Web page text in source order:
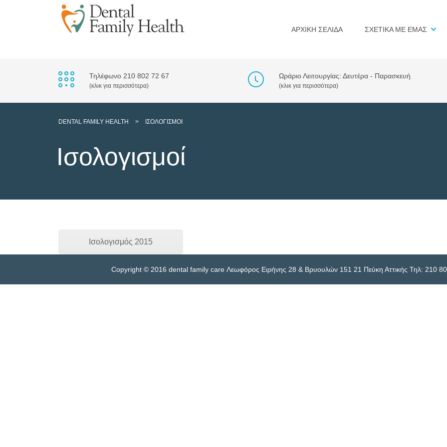
ΑΡΧΙΚΗ ΣΕΛΙΔΑ ΣΧΕΤΙΚΑ ΜΕ ΕΜΑΣ
Τηλέφωνο 210 802 72 67
(κλικ για περισσότερα)
Ωράριο Λειτουργίας: Δευτέρα - Παρασκευή
(κλικ για περισσότερα)
DENTAL FAMILY HEALTH > ΙΣΟΛΟΓΙΣΜΟΊ
Ισολογισμοί
Ισολογισμός 2015
Copyright © 2016 dental family care Λεωφόρος Ειρήνης 28 & Βρυουλών 151 21 Πεύκη Αττικής Τηλ: 210